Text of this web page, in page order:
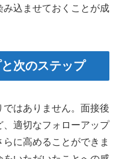
込ませておくことが成
次のステップ
はありません。面接後
適切なフォローアップ
に高めることができま